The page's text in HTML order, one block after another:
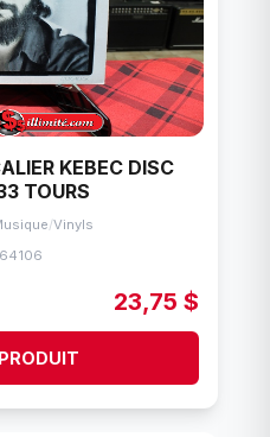
KEBEC DISC
TOURS
/Vinyls
23,75 $